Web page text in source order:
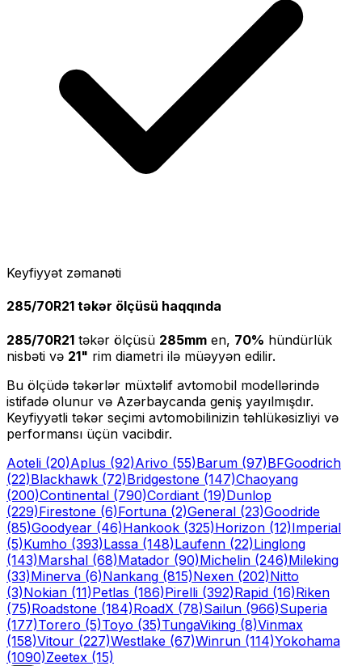
Keyfiyyət zəmanəti
285/70R21 təkər ölçüsü haqqında
285/70R21 təkər ölçüsü 285mm en, 70% hündürlük
nisbəti və 21" rim diametri ilə müəyyən edilir.
Bu ölçüdə təkərlər müxtəlif avtomobil modellərində
istifadə olunur və Azərbaycanda geniş yayılmışdır.
Keyfiyyətli təkər seçimi avtomobilinizin təhlükəsizliyi və
performansı üçün vacibdir.
Aoteli (20)Aplus (92)Arivo (55)Barum (97)BFGoodrich
(22)Blackhawk (72)Bridgestone (147)Chaoyang
(200)Continental (790)Cordiant (19)Dunlop
(229)Firestone (6)Fortuna (2)General (23)Goodride
(85)Goodyear (46)Hankook (325)Horizon (12)Imperial
(5)Kumho (393)Lassa (148)Laufenn (22)Linglong
(143)Marshal (68)Matador (90)Michelin (246)Mileking
(33)Minerva (6)Nankang (815)Nexen (202)Nitto
(3)Nokian (11)Petlas (186)Pirelli (392)Rapid (16)Riken
(75)Roadstone (184)RoadX (78)Sailun (966)Superia
(177)Torero (5)Toyo (35)TungaViking (8)Vinmax
(158)Vitour (227)Westlake (67)Winrun (114)Yokohama
(1090)Zeetex (15)